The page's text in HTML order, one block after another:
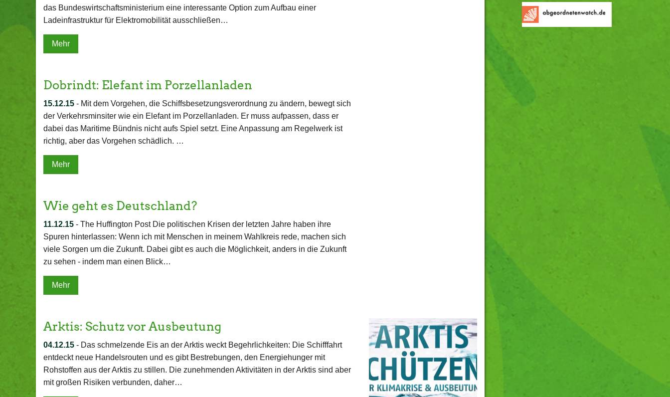
das Bundeswirtschaftsministerium eine interessante Option zum Aufbau einer
Ladeinfrastruktur für Elektromobilität ausschließen…
Mehr
Dobrindt: Elefant im Porzellanladen
15.12.15 - Mit dem Vorgehen, die Schiffsbesetzungsverordnung zu ändern, bewegt sich
der Verkehrsminsiter wie ein Elefant im Porzellanladen. Er muss aufpassen, dass er
dabei das Maritime Bündnis nicht aufs Spiel setzt. Eine Anpassung am Regelwerk ist
richtig, aber das Vorgehen schädlich. …
Mehr
Wie geht es Deutschland?
11.12.15 - The Huffington Post Die politischen Krisen der letzten Jahre haben ihre
Spuren hinterlassen: Wenn ich mit Menschen in meinem Wahlkreis rede, machen sich
viele Sorgen um die Zukunft. Dabei gibt es auch die Möglichkeit, anders in die Zukunft
zu sehen - indem man einen Blick…
Mehr
Arktis: Schutz vor Ausbeutung
04.12.15 - Das schmelzende Eis an der Arktis weckt Begehrlichkeiten: Die Schifffahrt
entdeckt neue Handelsrouten und es gibt Bestrebungen, den Energiehunger mit
Rohstoffen aus der Arktis zu stillen. Die zunehmenden Aktivitäten in der Arktis sind aber
mit großen Risiken verbunden, daher…